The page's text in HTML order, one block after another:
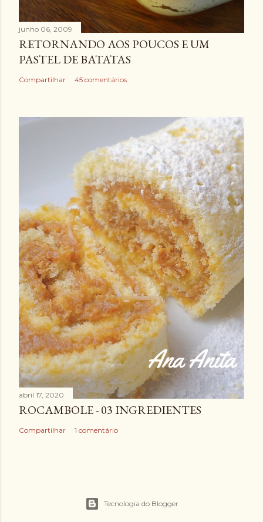
junho 06, 2009
RETORNANDO AOS POUCOS E UM
PASTEL DE BATATAS
Compartilhar 45 comentários
abril 17, 2020
ROCAMBOLE - 03 INGREDIENTES
Compartilhar 1 comentário
Tecnologia do Blogger